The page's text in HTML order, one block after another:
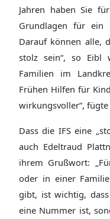
Jahren haben Sie
Grundlagen für ein
Darauf können alle,
stolz sein“, so Eibl
Familien im
Frühen Hilfen für
wirkungsvoller“,
Dass die IFS eine
auch Edeltraud
ihrem Grußwort:
oder in einer
gibt, ist wichtig,
eine Nummer ist,